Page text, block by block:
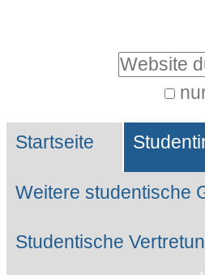
Website durchsuchen
Suche…
Sektionen
Startseite
Weitere studentische
Studentische